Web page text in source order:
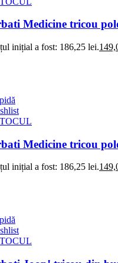
Medicine tricou
inițial a fost: 186,25 lei.
Medicine tricou
inițial a fost: 186,25 lei.